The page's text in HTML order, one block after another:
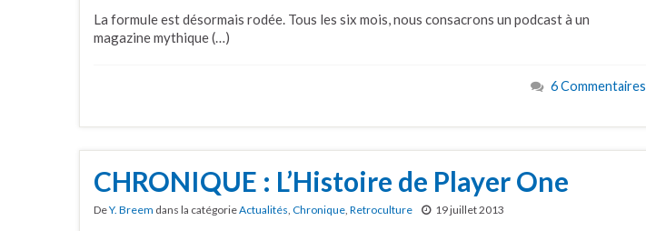
La formule est désormais rodée. Tous les six mois, nous consacrons un podcast à un
magazine mythique (…)
6 Commentaires
CHRONIQUE : L’Histoire de Player One
DeY. Breem dans la catégorieActualités, Chronique, Retroculture 19 juillet 2013